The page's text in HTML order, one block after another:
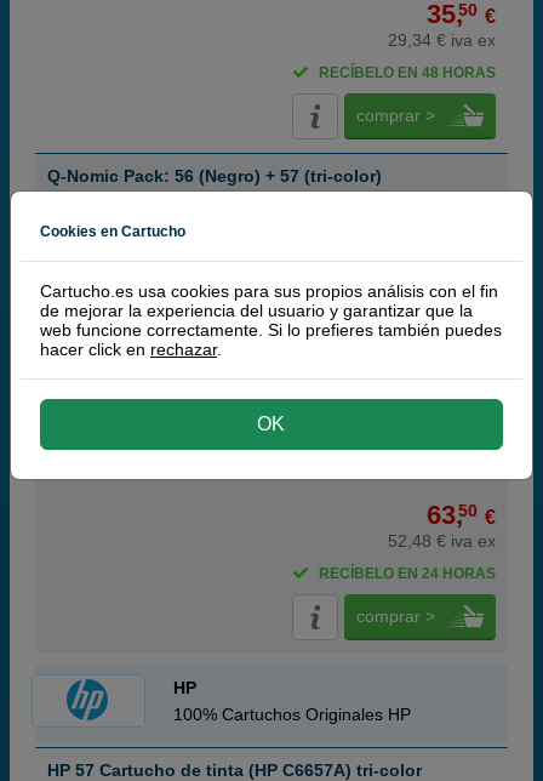
35,50 €
29,34 € iva ex
RECÍBELO EN 48 HORAS
comprar >
Q-Nomic Pack: 56 (Negro) + 57 (tri-color)
Cartuchos de tinta o toners que contiene el pack:
Q-Nomic 56 Cartucho de tinta (C6656A) negro 23 ml
Q-Nomic 57 Cartucho de tinta (C6657A) tri-color
Pack ahorro
63,50 €
52,48 € iva ex
RECÍBELO EN 24 HORAS
comprar >
HP
100% Cartuchos Originales HP
HP 57 Cartucho de tinta (HP C6657A) tri-color
Cookies en Cartucho
Cartucho.es usa cookies para sus propios análisis con el fin
de mejorar la experiencia del usuario y garantizar que la
web funcione correctamente. Si lo prefieres también puedes
hacer click en rechazar.
OK